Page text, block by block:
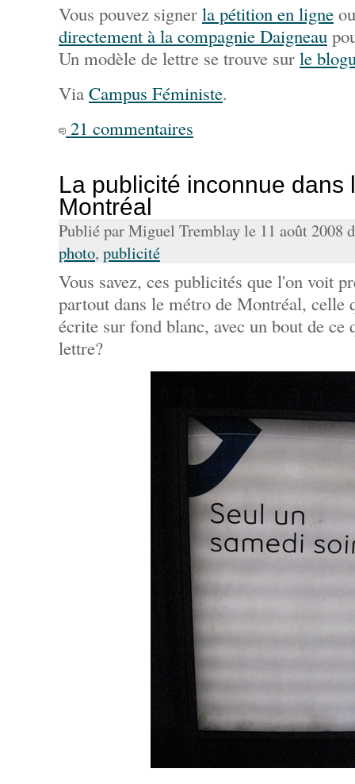
Vous pouvez signer la pétition en ligne
directement à la compagnie Daigneau
Un modèle de lettre se trouve sur le
Via Campus Féministe.
21 commentaires
La publicité inconnue dans
Montréal
Publié par Miguel Tremblay le 11 août 2008
photo, publicité
Vous savez, ces publicités que l'on voit
partout dans le métro de Montréal, celle
écrite sur fond blanc, avec un bout de ce
lettre?